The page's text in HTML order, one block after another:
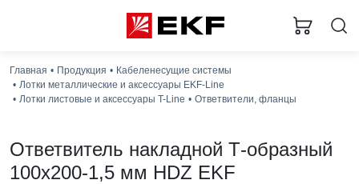
Главная Продукция
Кабеленесущие системы
Лотки металлические и аксессуары EKF-Line
Лотки листовые и аксессуары T-Line
Ответвители, фланцы
Ответвитель накладной Т-образный
100x200-1,5 мм HDZ EKF